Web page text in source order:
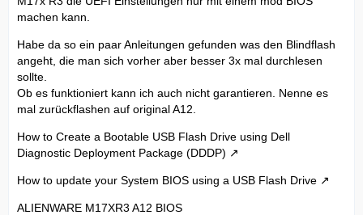
machen kann.
Habe da so ein paar Anleitungen gefunden was den Blindflash
angeht, die man sich vorher aber besser 3x mal durchlesen
sollte.
Ob es funktioniert kann ich auch nicht garantieren. Nenne es
mal zurückflashen auf original A12.
How to Create a Bootable USB Flash Drive using Dell
Diagnostic Deployment Package (DDDP)
How to update your System BIOS using a USB Flash Drive
ALIENWARE M17XR3 A12 BIOS